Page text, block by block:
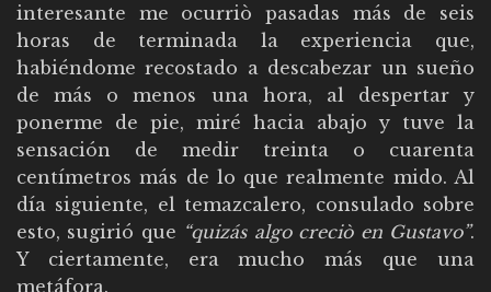
interesante me ocurriò pasadas más de seis
horas de terminada la experiencia que,
habiéndome recostado a descabezar un sueño
de más o menos una hora, al despertar y
ponerme de pie, miré hacia abajo y tuve la
sensación de medir treinta o cuarenta
centímetros más de lo que realmente mido. Al
día siguiente, el temazcalero, consulado sobre
esto, sugirió que “quizás algo creciò en Gustavo”.
Y ciertamente, era mucho más que una
metáfora.